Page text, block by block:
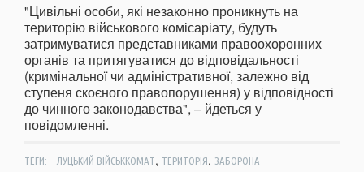
"Цивільні особи, які незаконно проникнуть на
територію військового комісаріату, будуть
затримуватися представниками правоохоронних
органів та притягуватися до відповідальності
(кримінальної чи адміністративної, залежно від
ступеня скоєного правопорушення) у відповідності
до чинного законодавства", – йдеться у
повідомленні.
ТЕГИ: ЛУЦЬКИЙ ВІЙСЬККОМАТ, ТЕРИТОРІЯ, ЗАБОРОНА